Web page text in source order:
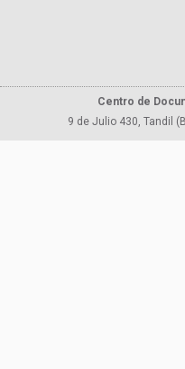
Centro de
9 de Julio 430, Tandil